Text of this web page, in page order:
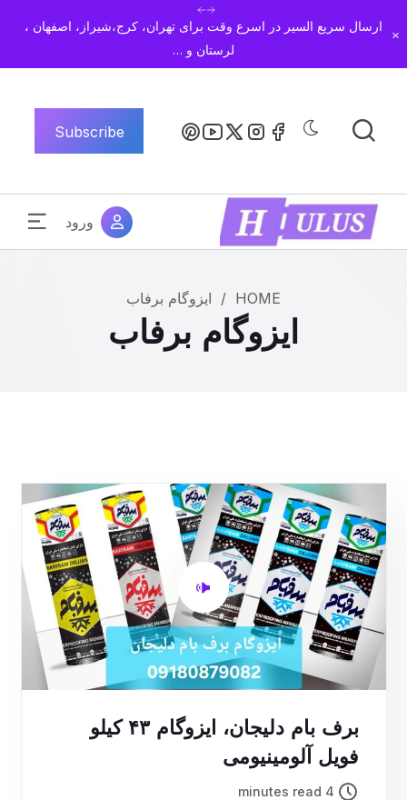
ارسال سریع السیر در اسرع وقت برای تهران، کرج،شیراز، اصفهان ،
لرستان و …
Dismiss
Subscribe
ورود
HOME
/ ایزوگام برفاب
ایزوگام برفاب
برف بام دلیجان، ایزوگام ۴۳ کیلو
فویل آلومینیومی
4 minutes read